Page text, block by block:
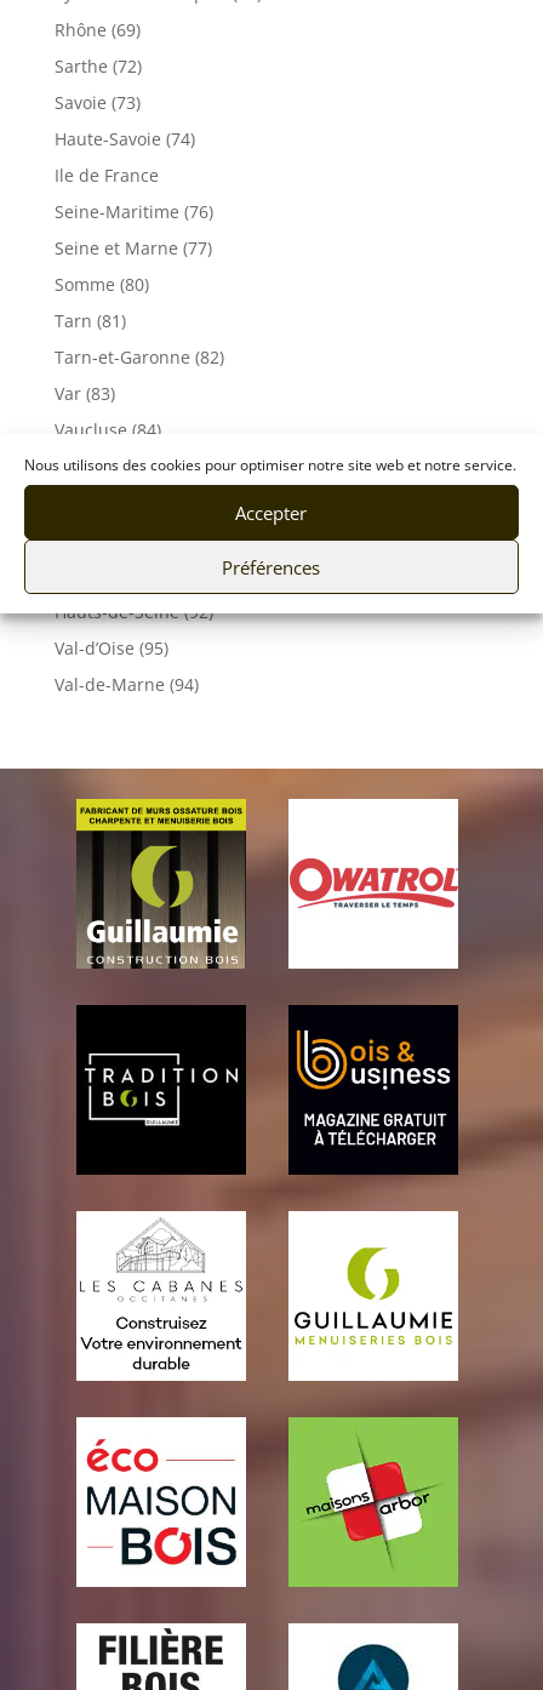
Nous utilisons des cookies pour optimiser notre site web et notre service.
Accepter
Préférences
Rhône (69)
Sarthe (72)
Savoie (73)
Haute-Savoie (74)
Ile de France
Seine-Maritime (76)
Seine et Marne (77)
Somme (80)
Tarn (81)
Tarn-et-Garonne (82)
Var (83)
Vaucluse (84)
Vendée (85)
Yonne (89)
Hauts-de-Seine (92)
Val-d’Oise (95)
Val-de-Marne (94)